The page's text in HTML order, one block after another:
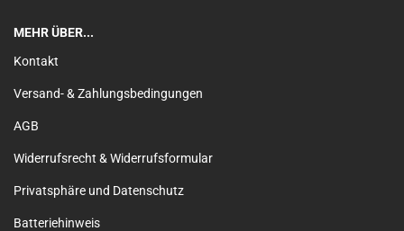
MEHR ÜBER...
Kontakt
Versand- & Zahlungsbedingungen
AGB
Widerrufsrecht & Widerrufsformular
Privatsphäre und Datenschutz
Batteriehinweis